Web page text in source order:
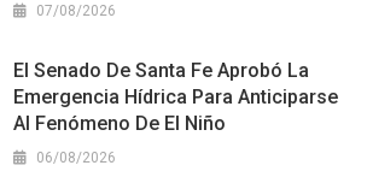
07/08/2026
El Senado De Santa Fe Aprobó La
Emergencia Hídrica Para Anticiparse
Al Fenómeno De El Niño
06/08/2026